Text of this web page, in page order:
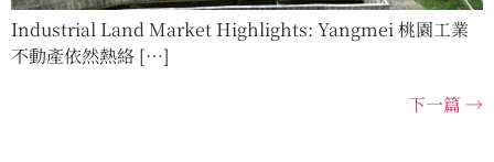
Industrial Land Market Highlights: Yangmei 桃園工業
不動產依然熱絡 […]
下一篇 →